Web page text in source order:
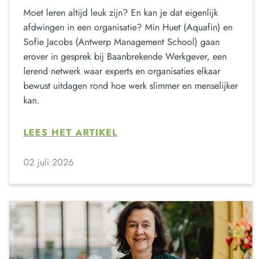
Moet leren altijd leuk zijn? En kan je dat eigenlijk
afdwingen in een organisatie? Min Huet (Aquafin) en
Sofie Jacobs (Antwerp Management School) gaan
erover in gesprek bij Baanbrekende Werkgever, een
lerend netwerk waar experts en organisaties elkaar
bewust uitdagen rond hoe werk slimmer en menselijker
kan.
LEES HET ARTIKEL
02 juli 2026